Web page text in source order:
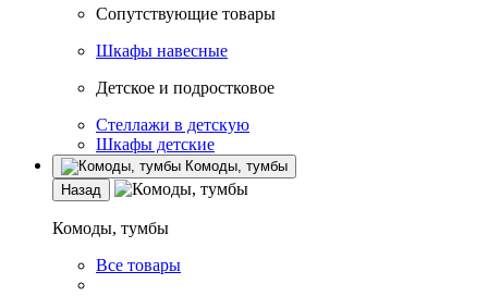
Сопутствующие товары
Шкафы навесные
Детское и подростковое
Стеллажи в детскую
Шкафы детские
Комоды, тумбы
Назад
Комоды, тумбы
Все товары